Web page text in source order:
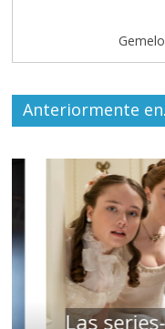
Anteriormente
Las series-